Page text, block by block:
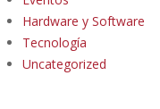
Hardware y Software
Tecnología
Uncategorized